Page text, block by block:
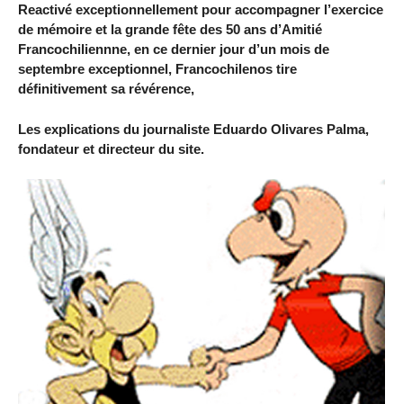
Reactivé exceptionnellement pour accompagner l’exercice
de mémoire et la grande fête des 50 ans d’Amitié
Francochiliennne, en ce dernier jour d’un mois de
septembre exceptionnel, Francochilenos tire
définitivement sa révérence,
Les explications du journaliste Eduardo Olivares Palma,
fondateur et directeur du site.